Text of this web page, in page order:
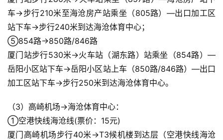
车→步行210米至海沧房产站乘坐（805路）—出口加工区
站下车→步行240米到达海沧体育中心；
⑤854路→850路/846路
厦门站步行530米→火车站（湖东路）站乘坐（854路）—
岳阳小区站下车→岳阳小区站上车（850路/846路）—出口
加工区站下车→步行250米到达海沧体育中心。
（3）高崎机场→海沧体育中心：
①空港快线海沧线(票价：15元)
厦门高崎机场步行40米→T3候机楼到达层（空港快线海沧